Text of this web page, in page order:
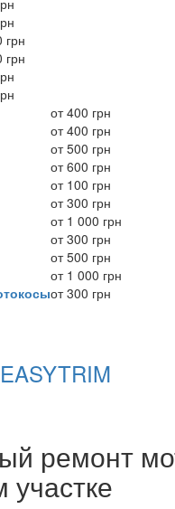
грн
грн
от 400 грн
от 400 грн
от 500 грн
от 600 грн
от 100 грн
от 300 грн
от 1 000 грн
от 300 грн
от 500 грн
от 1 000 грн
от 300 грн
ремонт